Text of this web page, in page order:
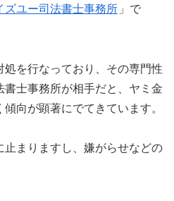
ズユー司法書士事務所 」で
を行なっており、その専門性
書士事務所が相手だと、ヤミ金
向が顕著にでてきています。
止まりますし、嫌がらせなどの